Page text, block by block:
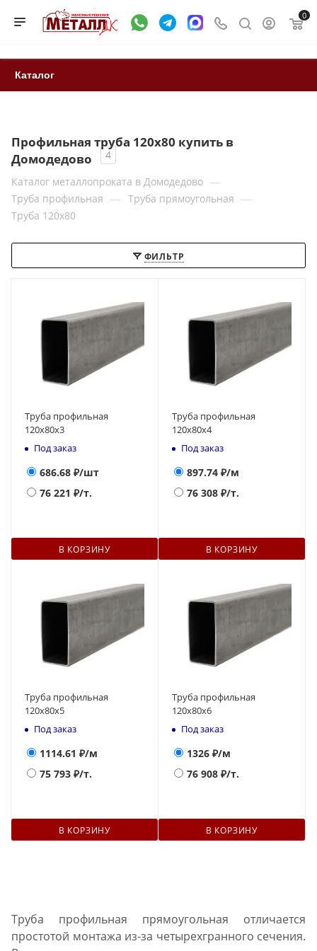
0
Каталог
Профильная труба 120x80 купить в
Домодедово
4
Каталог металлопроката в Домодедово —
Труба профильная — Труба прямоугольная —
Труба 120x80
ФИЛЬТР
Труба профильная
120х80х3
Под заказ
686.68 ₽/шт
76 221 ₽/т.
В КОРЗИНУ
Труба профильная
120х80х4
Под заказ
897.74 ₽/м
76 308 ₽/т.
В КОРЗИНУ
Труба профильная
120х80х5
Под заказ
1114.61 ₽/м
75 793 ₽/т.
В КОРЗИНУ
Труба профильная
120х80х6
Под заказ
1326 ₽/м
76 908 ₽/т.
В КОРЗИНУ
Труба профильная прямоугольная отличается
простотой монтажа из-за четырехгранного сечения.